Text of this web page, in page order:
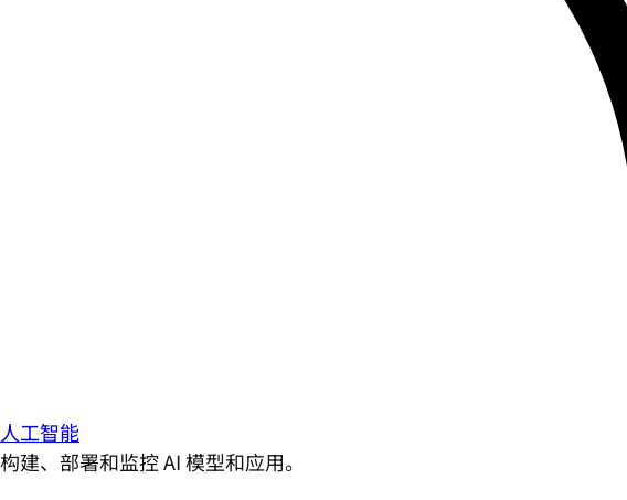
人工智能
构建、部署和监控 AI 模型和应用。